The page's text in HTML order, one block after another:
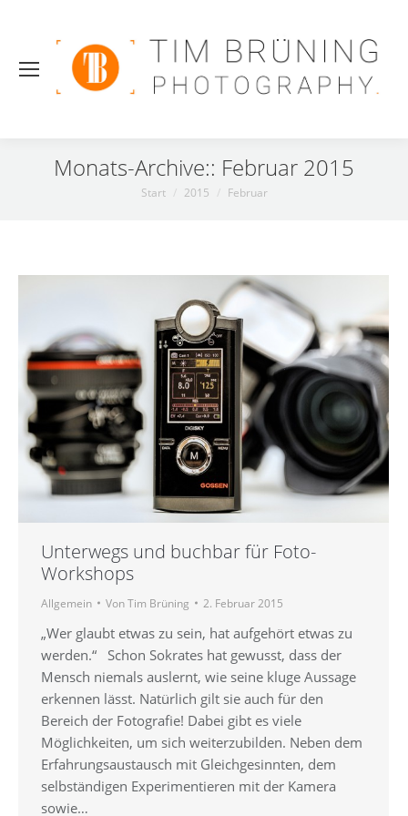
Monats-Archive:: Februar 2015
Sie befinden sich hier:
Start 2015 Februar
Unterwegs und buchbar für Foto-
Workshops
Allgemein VonTim Brüning 2. Februar 2015
„Wer glaubt etwas zu sein, hat aufgehört etwas zu
werden.“ Schon Sokrates hat gewusst, dass der
Mensch niemals auslernt, wie seine kluge Aussage
erkennen lässt. Natürlich gilt sie auch für den
Bereich der Fotografie! Dabei gibt es viele
Möglichkeiten, um sich weiterzubilden. Neben dem
Erfahrungsaustausch mit Gleichgesinnten, dem
selbständigen Experimentieren mit der Kamera
sowie…